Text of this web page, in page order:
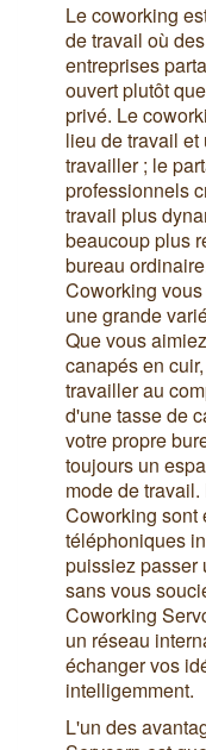
Le coworking
de travail où
entreprises
ouvert plutôt
privé. Le
lieu de travail
travailler ; le
professionnels
travail plus
beaucoup plus
bureau
Coworking
une grande
Que vous
canapés en
travailler au
d'une tasse de
votre propre
toujours un
mode de
Coworking sont
téléphoniques
puissiez passer
sans vous
Coworking
un réseau
échanger vos
intelligemment.
L'un des